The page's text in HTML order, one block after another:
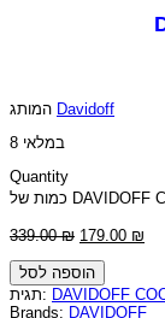
Davidoff
8 במלאי
Quantity
339.00₪ 179.00 ₪
הוספה לסל
תגית: DAVIDOFF
Brands: DAVIDOFF